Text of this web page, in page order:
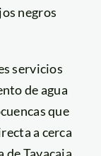
negros
servicios
de agua
que
a cerca